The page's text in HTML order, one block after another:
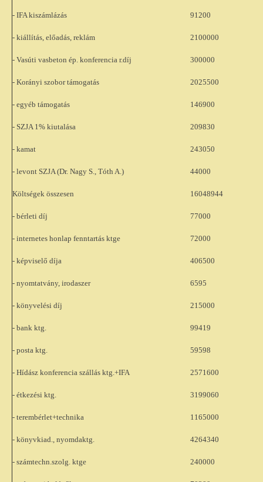
- IFA kiszámlázás 91200
- kiállítás, előadás, reklám 2100000
- Vasúti vasbeton ép. konferencia r.díj 300000
- Korányi szobor támogatás 2025500
- egyéb támogatás 146900
- SZJA 1% kiutalása 209830
- kamat 243050
- levont SZJA (Dr. Nagy S., Tóth A.) 44000
Költségek összesen 16048944
- bérleti díj 77000
- internetes honlap fenntartás ktge 72000
- képviselő díja 406500
- nyomtatvány, irodaszer 6595
- könyvelési díj 215000
- bank ktg. 99419
- posta ktg. 59598
- Hídász konferencia szállás ktg.+IFA 2571600
- étkezési ktg. 3199060
- terembérlet+technika 1165000
- könyvkiad., nyomdaktg. 4264340
- számtechn.szolg. ktge 240000